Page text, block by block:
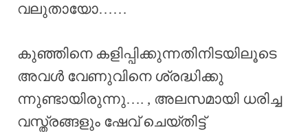
വലുതായോ……
കുഞ്ഞിനെ കളിപ്പിക്കുന്നതിനിടയിലൂടെ
അവൾ വേണുവിനെ ശ്രദ്ധിക്കു
ന്നുണ്ടായിരുന്നു…. , അലസമായി ധരിച്ച
വസ്ത്രങ്ങളും ഷേവ് ചെയ്തിട്ട്